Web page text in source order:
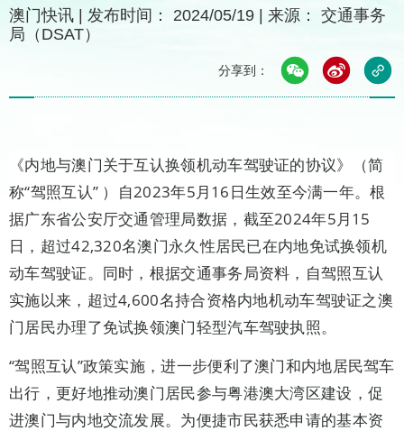
澳门快讯 | 发布时间： 2024/05/19 | 来源： 交通事务
局（DSAT）
分享到：
《内地与澳门关于互认换领机动车驾驶证的协议》（简
称“驾照互认” ）自2023年5月16日生效至今满一年。根
据广东省公安厅交通管理局数据，截至2024年5月15
日，超过42,320名澳门永久性居民已在内地免试换领机
动车驾驶证。同时，根据交通事务局资料，自驾照互认
实施以来，超过4,600名持合资格内地机动车驾驶证之澳
门居民办理了免试换领澳门轻型汽车驾驶执照。
“驾照互认”政策实施，进一步便利了澳门和内地居民驾车
出行，更好地推动澳门居民参与粤港澳大湾区建设，促
进澳门与内地交流发展。为便捷市民获悉申请的基本资